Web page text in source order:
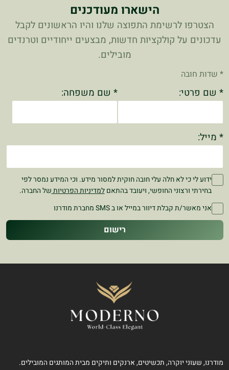
הישארו מעודכנים
הצטרפו לרשימת התפוצה שלנו והיו הראשונים לקבל
עדכונים על קולקציות חדשות, מבצעים ייחודיים וטרנדים
מובילים.
* שדות חובה
* שם פרטי: * שם משפחה:
* מייל:
ידוע לי כי לא חלה עלי חובה חוקית למסור מידע. וכי המידע נמסר לפי
בחירתי ורצוני החופשי, ויעובד בהתאםלמדיניות הפרטיותשל החברה.
אני מאשר/ת קבלת דיוור במייל או ב SMS מחברת מודרנו
רישום
מודרנו, שעוני יוקרה, תכשיטים, ארנקים ותיקים מבית המותגים המובילים.